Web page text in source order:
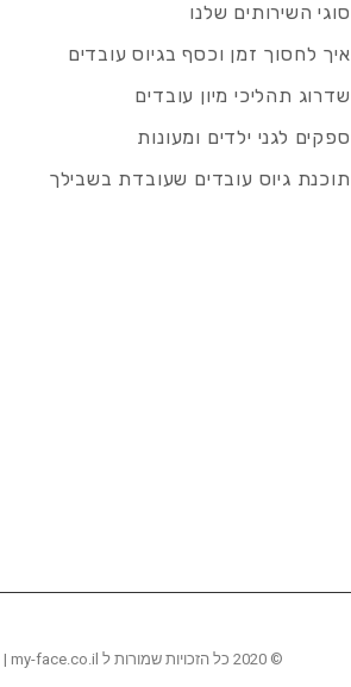
סוגי השירותים שלנו
איך לחסוך זמן וכסף בגיוס עובדים
שדרוג תהליכי מיון עובדים
ספקים לגני ילדים ומעונות
תוכנת גיוס עובדים שעובדת בשבילך
© 2020 כל הזכויות שמורות ל my-face.co.il |